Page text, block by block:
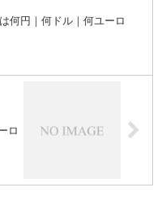
何円｜何ドル｜何ユーロ
ロ